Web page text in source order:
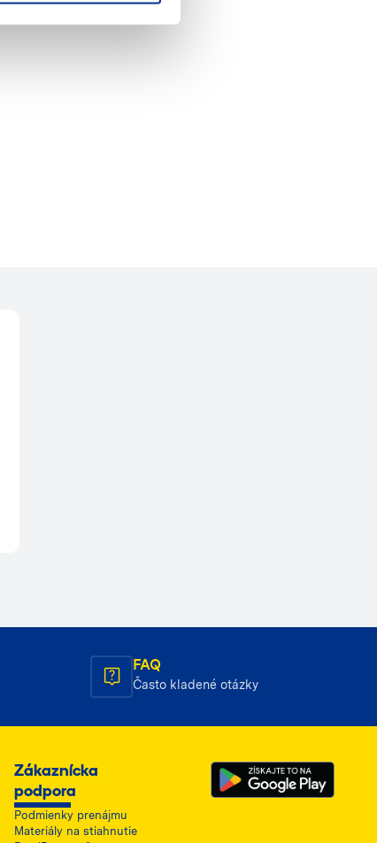
FAQ
Často kladené otázky
Zákaznícka
podpora
Podmienky prenájmu
Materiály na stiahnutie